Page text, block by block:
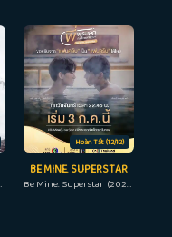
(2023)
Hoàn Tất (12/12)
BE MINE. SUPERSTAR
Be Mine. Superstar (2023)